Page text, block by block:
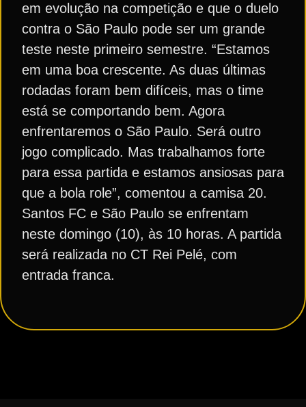
em evolução na competição e que o duelo
contra o São Paulo pode ser um grande
teste neste primeiro semestre. “Estamos
em uma boa crescente. As duas últimas
rodadas foram bem difíceis, mas o time
está se comportando bem. Agora
enfrentaremos o São Paulo. Será outro
jogo complicado. Mas trabalhamos forte
para essa partida e estamos ansiosas para
que a bola role”, comentou a camisa 20.
Santos FC e São Paulo se enfrentam
neste domingo (10), às 10 horas. A partida
será realizada no CT Rei Pelé, com
entrada franca.